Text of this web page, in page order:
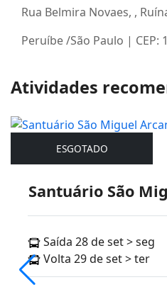
Rua Belmira Novaes, ,
Peruíbe /São Paulo | CEP:
Atividades
ESGOTADO
Santuário São
Saída 28 de set > seg
Volta 29 de set > ter